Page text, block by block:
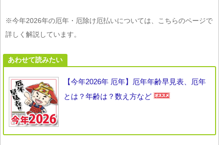
※今年2026年の厄年・厄除け厄払いについては、こちらのページで
詳しく解説しています。
あわせて読みたい
【今年2026年 厄年】厄年年齢早見表、厄年
とは？年齢は？数え方など